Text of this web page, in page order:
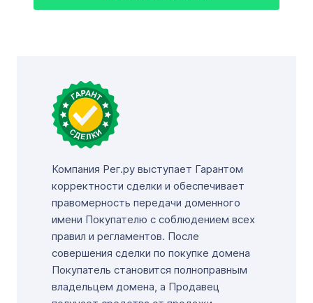
Компания Рег.ру выступает Гарантом
корректности сделки и обеспечивает
правомерность передачи доменного
имени Покупателю с соблюдением всех
правил и регламентов. После
совершения сделки по покупке домена
Покупатель становится полноправным
владельцем домена, а Продавец